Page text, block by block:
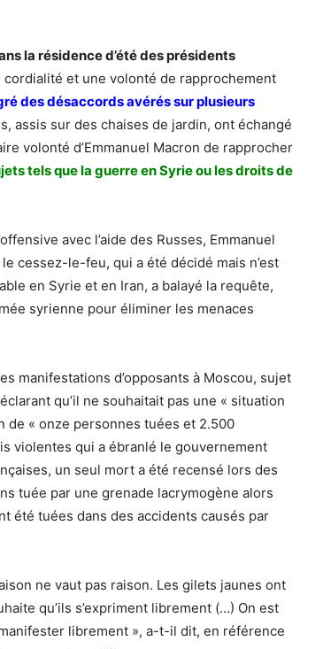
la résidence d’été des présidents
et une volonté de rapprochement
des désaccords avérés sur plusieurs
assis sur des chaises de jardin, ont échangé
volonté d’Emmanuel Macron de rapprocher
tels que la guerre en Syrie ou les droits de
avec l’aide des Russes, Emmanuel
cessez-le-feu, qui a été décidé mais n’est
en Syrie et en Iran, a balayé la requête,
syrienne pour éliminer les menaces
manifestations d’opposants à Moscou, sujet
qu’il ne souhaitait pas une « situation
de « onze personnes tuées et 2.500
violentes qui a ébranlé le gouvernement
un seul mort a été recensé lors des
tuée par une grenade lacrymogène alors
été tuées dans des accidents causés par
ne vaut pas raison. Les gilets jaunes ont
qu’ils s’expriment librement (…) On est
librement », a-t-il dit, en référence